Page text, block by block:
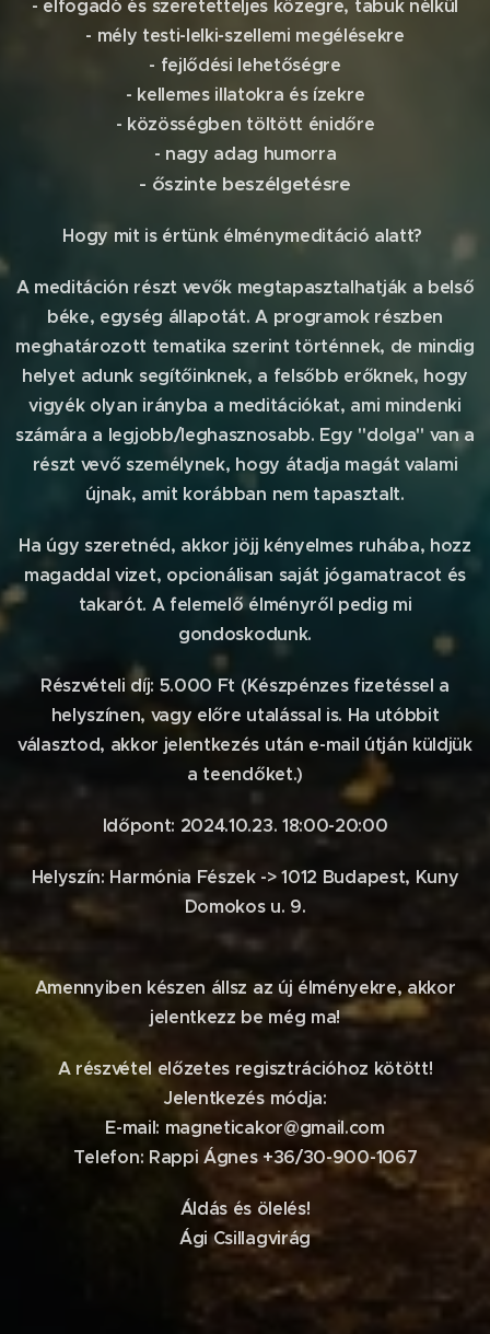
- elfogadó és szeretetteljes közegre, tabuk nélkül
- mély testi-lelki-szellemi megélésekre
- fejlődési lehetőségre
- kellemes illatokra és ízekre
- közösségben töltött énidőre
- nagy adag humorra
- őszinte beszélgetésre
Hogy mit is értünk élménymeditáció alatt?
A meditáción részt vevők megtapasztalhatják a belső
béke, egység állapotát. A programok részben
meghatározott tematika szerint történnek, de mindig
helyet adunk segítőinknek, a felsőbb erőknek, hogy
vigyék olyan irányba a meditációkat, ami mindenki
számára a legjobb/leghasznosabb. Egy "dolga" van a
részt vevő személynek, hogy átadja magát valami
újnak, amit korábban nem tapasztalt.
Ha úgy szeretnéd, akkor jöjj kényelmes ruhába, hozz
magaddal vizet, opcionálisan saját jógamatracot és
takarót. A felemelő élményről pedig mi
gondoskodunk.
Részvételi díj: 5.000 Ft (Készpénzes fizetéssel a
helyszínen, vagy előre utalással is. Ha utóbbit
választod, akkor jelentkezés után e-mail útján küldjük
a teendőket.)
Időpont: 2024.10.23. 18:00-20:00
Helyszín: Harmónia Fészek -> 1012 Budapest, Kuny
Domokos u. 9.
Amennyiben készen állsz az új élményekre, akkor
jelentkezz be még ma!
A részvétel előzetes regisztrációhoz kötött!
Jelentkezés módja:
E-mail: magneticakor@gmail.com
Telefon: Rappi Ágnes +36/30-900-1067
Áldás és ölelés!
Ági Csillagvirág